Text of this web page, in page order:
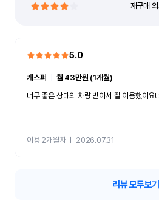
재구매
5.0
캐스퍼
월 43만원 (1개월)
너무 좋은 상태의 차량 받아서 잘 이용했어요!
이용 2개월차ㅣ 2026.07.31
리뷰 모두보기